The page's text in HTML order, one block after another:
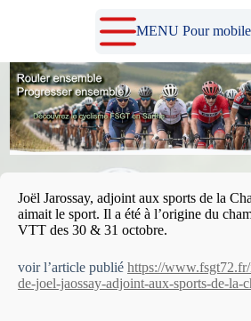
MENU Pour mobile
Joël Jarossay, adjoint aux sports de la
aimait le sport. Il a été à l’origine du
VTT des 30 & 31 octobre.
voir l’article publié https://
de-joel-jaossay-adjoint-aux-sports-de-la-